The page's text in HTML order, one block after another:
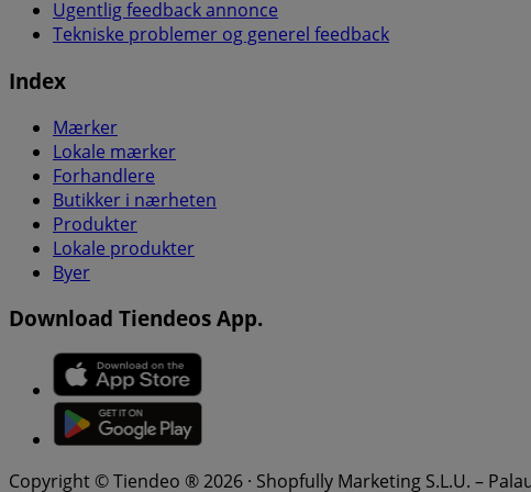
Ugentlig feedback annonce
Tekniske problemer og generel feedback
Index
Mærker
Lokale mærker
Forhandlere
Butikker i nærheten
Produkter
Lokale produkter
Byer
Download Tiendeos App.
Copyright © Tiendeo ® 2026 · Shopfully Marketing S.L.U. –